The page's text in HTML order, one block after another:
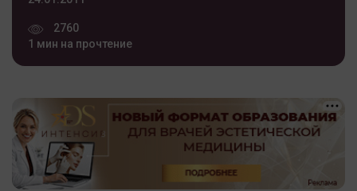
2760
1 мин на прочтение